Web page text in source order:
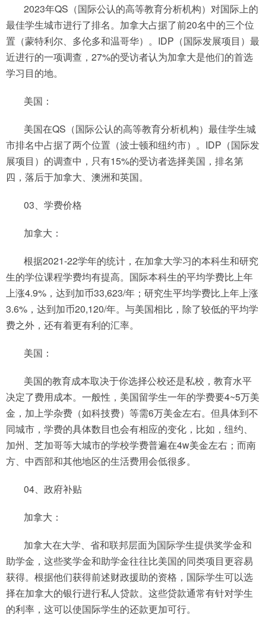
2023年QS（国际公认的高等教育分析机构）对国际上的
最佳学生城市进行了排名。加拿大占据了前20名中的三个位
置（蒙特利尔、多伦多和温哥华）。IDP（国际发展项目）最
近进行的一项调查，27%的受访者认为加拿大是他们的首选
学习目的地。
美国：
美国在QS（国际公认的高等教育分析机构）最佳学生城
市排名中占据了两个位置（波士顿和纽约市）。IDP（国际发
展项目）的调查中，只有15%的受访者选择美国，排名第
四，落后于加拿大、澳洲和英国。
03、学费价格
加拿大：
根据2021-22学年的统计，在加拿大学习的本科生和研究
生的学位课程学费均有提高。国际本科生的平均学费比上年
上涨4.9%，达到加币33,623/年；研究生平均学费比上年上涨
3.6%，达到加币20,120/年。与美国相比，除了较低的平均学
费之外，还有着更有利的汇率。
美国：
美国的教育成本取决于你选择公校还是私校，教育水平
决定了费用成本。一般性，美国留学生一年的学费要4~5万美
金，加上学杂费（如科技费）等需6万美金左右。但具体到不
同城市，学费的具体数目也会有相应的变化，比如，纽约、
加州、芝加哥等大城市的学校学费普遍在4w美金左右；而南
方、中西部和其他地区的生活费用会低很多。
04、政府补贴
加拿大：
加拿大在大学、省和联邦层面为国际学生提供奖学金和
助学金，这些奖学金和助学金往往比美国的同类项目更容易
获得。根据他们获得前述财政援助的资格，国际学生可以选
择在加拿大的银行进行私人贷款。这些贷款通常有针对学生
的利率，这可以使国际学生的还款更加可行。